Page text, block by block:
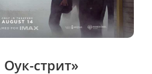
стрит»